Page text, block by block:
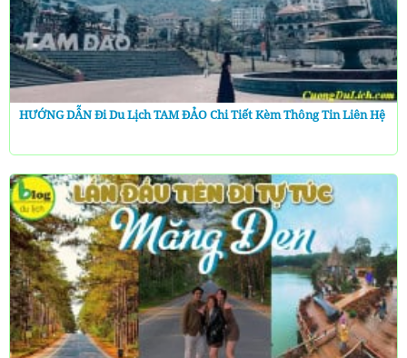
HƯỚNG DẪN Đi Du Lịch TAM ĐẢO Chi Tiết Kèm Thông Tin Liên Hệ